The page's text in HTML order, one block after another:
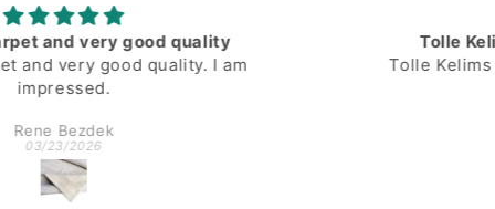
Tolle Kelims mit wunderschönen
Tolle Kelims mit wunderschönen Farben